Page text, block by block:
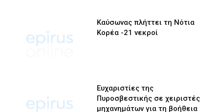
Καύσωνας πλήττει τη Νότια
Κορέα -21 νεκροί
Ευχαριστίες της
Πυροσβεστικής σε χειριστές
μηχανημάτων για τη βοήθεια